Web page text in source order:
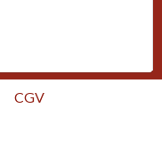
CGV